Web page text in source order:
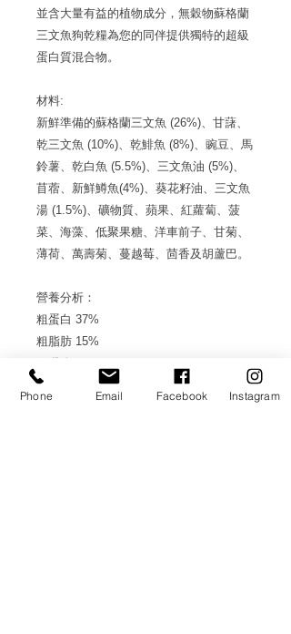
並含大量有益的植物成分，無穀物蘇格蘭
三文魚狗乾糧為您的同伴提供獨特的超級
蛋白質混合物。
材料:
新鮮準備的蘇格蘭三文魚 (26%)、甘藷、
乾三文魚 (10%)、乾鯡魚 (8%)、豌豆、馬
鈴薯、乾白魚 (5.5%)、三文魚油 (5%)、
苜蓿、新鮮鱒魚(4%)、葵花籽油、三文魚
湯 (1.5%)、礦物質、蘋果、紅蘿蔔、菠
菜、海藻、低聚果糖、洋車前子、甘菊、
薄荷、萬壽菊、蔓越莓、茴香及胡蘆巴。
營養分析：
粗蛋白 37%
粗脂肪 15%
粗灰 9%
Phone Email Facebook Instagram